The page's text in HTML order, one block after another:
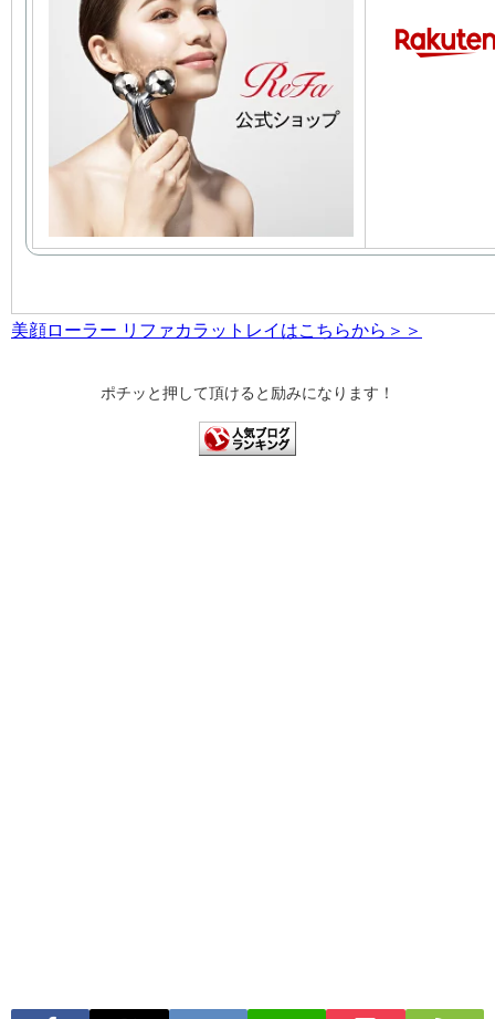
美顔ローラー リファカラットレイはこちらから＞＞
ポチッと押して頂けると励みになります！